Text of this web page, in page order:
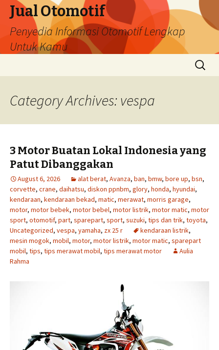
Jual Otomotif
Penyedia Informasi Otomotif Lengkap
Untuk Kamu
Search
for:
Category Archives: vespa
3 Motor Buatan Lokal Indonesia yang
Patut Dibanggakan
August 6, 2026 alat berat, Avanza, ban, bmw, bore up, bsn,
corvette, crane, daihatsu, diskon ppnbm, glory, honda, hyundai,
kendaraan, kendaraan bekad, matic, merawat, morris garage,
motor, motor bebek, motor bebel, motor listrik, motor matic, motor
sport, otomotif, part, sparepart, sport, suzuki, tips dan trik, toyota,
Uncategorized, vespa, yamaha, zx 25 r kendaraan listrik,
mesin mogok, mobil, motor, motor listrik, motor matic, sparepart
mobil, tips, tips merawat mobil, tips merawat motor
Aulia
Rahma